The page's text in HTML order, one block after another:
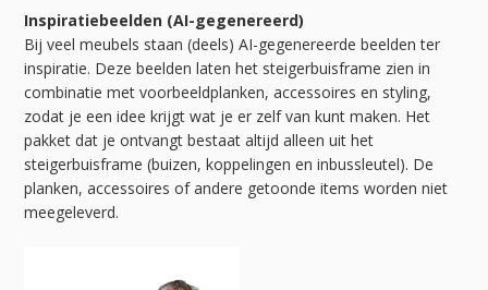
Inspiratiebeelden (AI-gegenereerd)
Bij veel meubels staan (deels) AI-gegenereerde beelden ter
inspiratie. Deze beelden laten het steigerbuisframe zien in
combinatie met voorbeeldplanken, accessoires en styling,
zodat je een idee krijgt wat je er zelf van kunt maken. Het
pakket dat je ontvangt bestaat altijd alleen uit het
steigerbuisframe (buizen, koppelingen en inbussleutel). De
planken, accessoires of andere getoonde items worden niet
meegeleverd.